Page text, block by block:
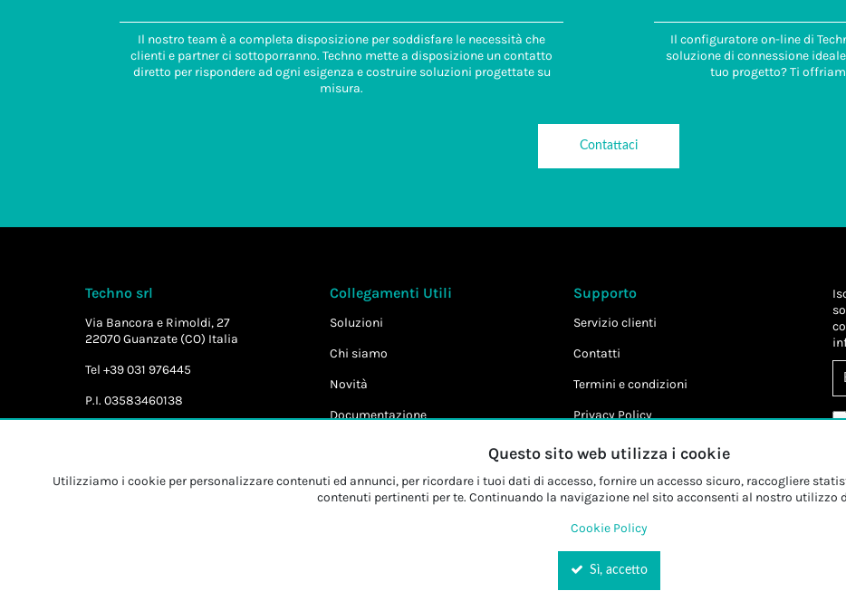
Il nostro team è a completa disposizione per soddisfare le necessità che
clienti e partner ci sottoporranno. Techno mette a disposizione un contatto
diretto per rispondere ad ogni esigenza e costruire soluzioni progettate su
misura.
Il configuratore on-line di
soluzione di connessione
tuo progetto? Ti
Contattaci
Techno srl
Via Bancora e Rimoldi, 27
22070 Guanzate (CO) Italia
Tel +39 031 976445
P.I. 03583460138
Collegamenti Utili
Soluzioni
Chi siamo
Novità
Documentazione
Supporto
Servizio clienti
Contatti
Termini e condizioni
Privacy Policy
Cookie Policy
Questo sito web utilizza i cookie
Utilizziamo i cookie per personalizzare contenuti ed annunci, per ricordare i tuoi dati di accesso, fornire un accesso sicuro, raccogliere
contenuti pertinenti per te. Continuando la navigazione nel sito acconsenti al nostro utilizzo
Cookie Policy
Sì, accetto